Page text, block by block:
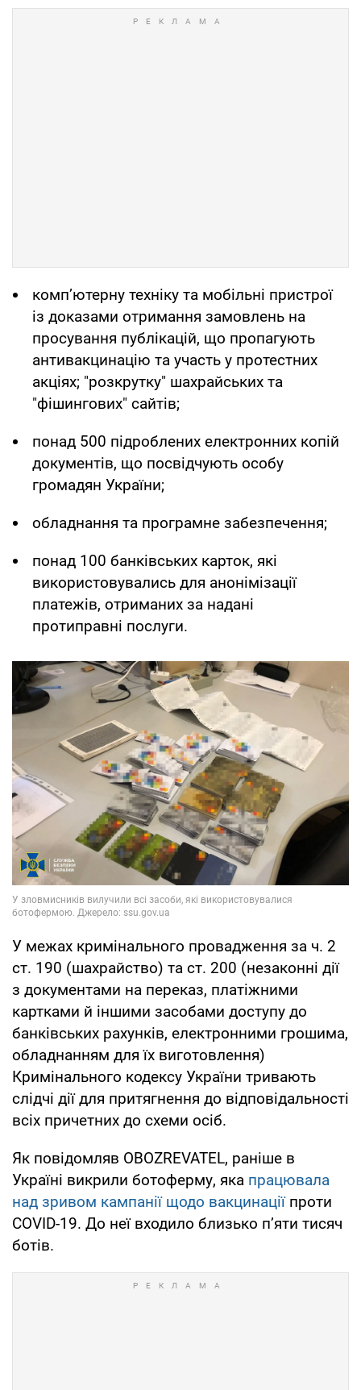
комп’ютерну техніку та мобільні пристрої
із доказами отримання замовлень на
просування публікацій, що пропагують
антивакцинацію та участь у протестних
акціях; "розкрутку" шахрайських та
"фішингових" сайтів;
понад 500 підроблених електронних копій
документів, що посвідчують особу
громадян України;
обладнання та програмне забезпечення;
понад 100 банківських карток, які
використовувались для анонімізації
платежів, отриманих за надані
протиправні послуги.
У межах кримінального провадження за ч. 2
ст. 190 (шахрайство) та ст. 200 (незаконні дії
з документами на переказ, платіжними
картками й іншими засобами доступу до
банківських рахунків, електронними грошима,
обладнанням для їх виготовлення)
Кримінального кодексу України тривають
слідчі дії для притягнення до відповідальності
всіх причетних до схеми осіб.
Як повідомляв OBOZREVATEL, раніше в
Україні викрили ботоферму, яка працювала
над зривом кампанії щодо вакцинаціїпроти
COVID-19. До неї входило близько п’яти тисяч
ботів.